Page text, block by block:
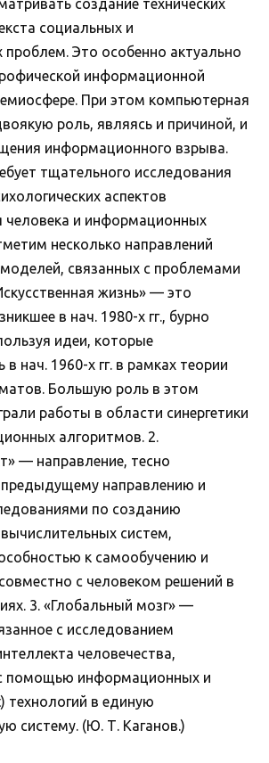
создание технических
социальных и
проблем. Это особенно актуально
информационной
При этом компьютерная
роль, являясь и причиной, и
информационного взрыва.
тщательного исследования
аспектов
человека и информационных
несколько направлений
связанных с проблемами
жизнь» — это
в нач. 1980-х гг., бурно
идеи, которые
нач. 1960-х гг. в рамках теории
Большую роль в этом
работы в области синергетики
алгоритмов. 2.
— направление, тесно
направлению и
по созданию
систем,
к самообучению и
с человеком решений в
3. «Глобальный мозг» —
с исследованием
человечества,
помощью информационных и
технологий в единую
систему. (Ю. Т. Каганов.)